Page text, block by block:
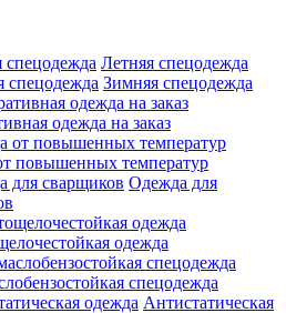
Летняя спецодежда
Зимняя спецодежда
одежда на заказ
повышенных температур
Одежда для
одежда
спецодежда
Антистатическая